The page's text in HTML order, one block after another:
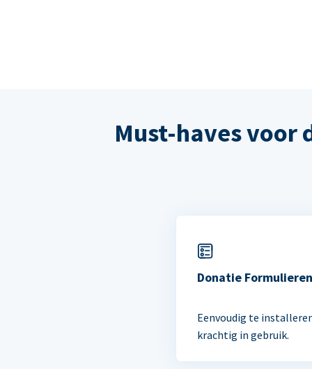
Must-haves voor
Donatie Formulieren
Eenvoudig te
krachtig in gebruik.